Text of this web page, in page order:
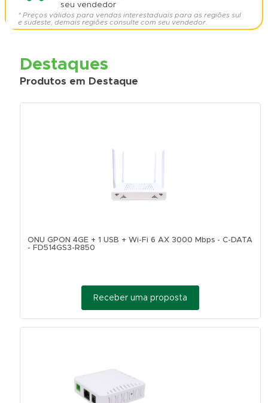
seu vendedor
* Preços válidos para vendas interestaduais para as regiões sul
e sudeste, demais regiões consulte com seu vendedor.
Destaques
Produtos em Destaque
ONU GPON 4GE + 1 USB + Wi-Fi 6 AX 3000 Mbps - C-DATA
- FD514GS3-R850
Receber uma proposta